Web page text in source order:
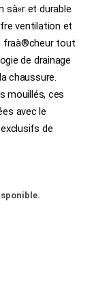
sà»r et durable.
ventilation et
fraà®cheur tout
de drainage
chaussure.
mouillés, ces
avec le
de